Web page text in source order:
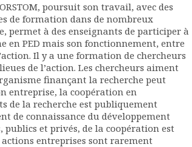
poursuit son travail, avec des
de formation dans de nombreux
permet à des enseignants de participer à
en PED mais son fonctionnement, entre
Il y a une formation de chercheurs
de l’action. Les chercheurs aiment
finançant la recherche peut
entreprise, la coopération en
de la recherche est publiquement
de connaissance du développement
publics et privés, de la coopération est
actions entreprises sont rarement